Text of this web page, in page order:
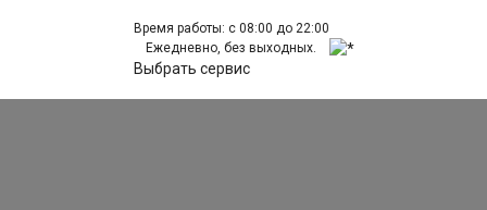
Время работы: с 08:00 до 22:00
Ежедневно, без выходных.
Выбрать сервис